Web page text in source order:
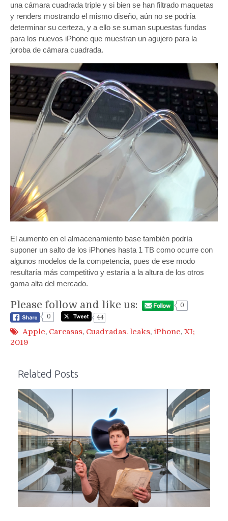
una cámara cuadrada triple y si bien se han filtrado maquetas
y renders mostrando el mismo diseño, aún no se podría
determinar su certeza, y a ello se suman supuestas fundas
para los nuevos iPhone que muestran un agujero para la
joroba de cámara cuadrada.
El aumento en el almacenamiento base también podría
suponer un salto de los iPhones hasta 1 TB como ocurre con
algunos modelos de la competencia, pues de ese modo
resultaría más competitivo y estaría a la altura de los otros
gama alta del mercado.
Please follow and like us:
0
0
44
Apple, Carcasas, Cuadradas. leaks, iPhone, XI;
2019
Related Posts